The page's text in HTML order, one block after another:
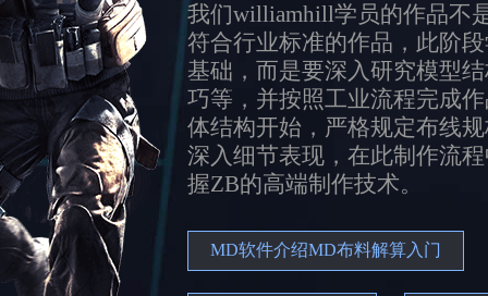
我们williamhill学员的作品不
符合行业标准的作品，此阶
基础，而是要深入研究模型
巧等，并按照工业流程完成
体结构开始，严格规定布线
深入细节表现，在此制作流
握ZB的高端制作技术。
MD软件介绍MD布料解算入门